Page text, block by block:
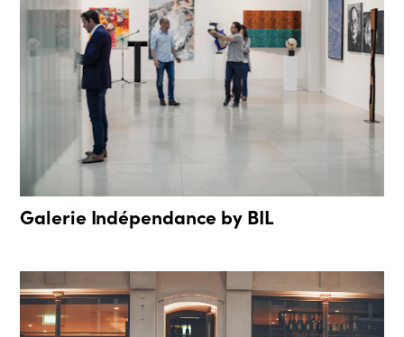
Galerie Indépendance by BIL